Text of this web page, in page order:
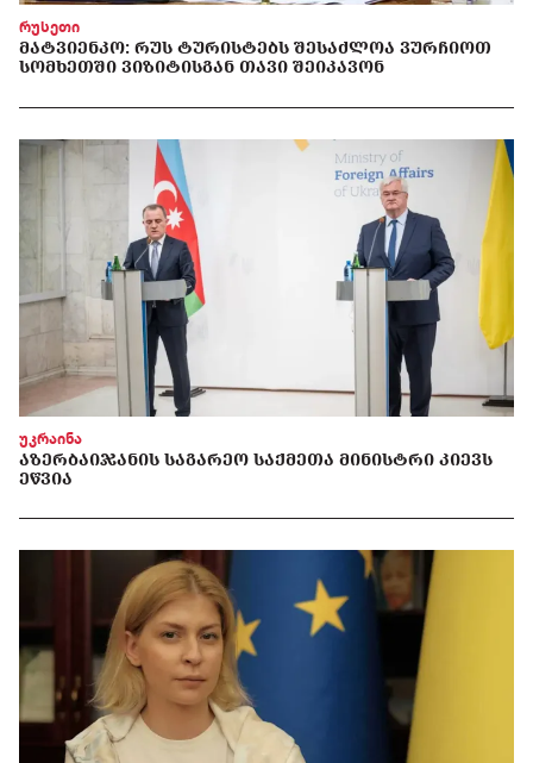
რუსეთი
ᲛᲐᲢᲕᲘᲔᲜᲙᲝ: ᲠᲣᲡ ᲢᲣᲠᲘᲡᲢᲔᲑᲡ ᲨᲔᲡᲐᲫᲚᲝᲐ ᲕᲣᲠᲩᲘᲝᲗ
ᲡᲝᲛᲮᲔᲗᲨᲘ ᲕᲘᲖᲘᲢᲘᲡᲒᲐᲜ ᲗᲐᲕᲘ ᲨᲔᲘᲙᲐᲕᲝᲜ
უკრაინა
ᲐᲖᲔᲠᲑᲐᲘᲯᲐᲜᲘᲡ ᲡᲐᲒᲐᲠᲔᲝ ᲡᲐᲥᲛᲔᲗᲐ ᲛᲘᲜᲘᲡᲢᲠᲘ ᲙᲘᲔᲕᲡ
ᲔᲬᲕᲘᲐ